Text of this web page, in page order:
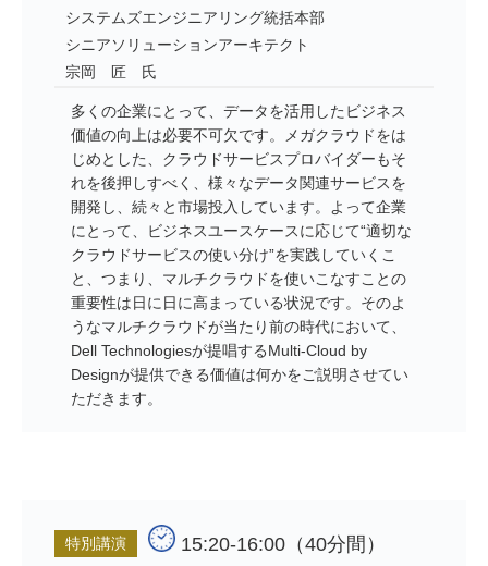
システムズエンジニアリング統括本部
シニアソリューションアーキテクト
宗岡 匠 氏
多くの企業にとって、データを活用したビジネス
価値の向上は必要不可欠です。メガクラウドをは
じめとした、クラウドサービスプロバイダーもそ
れを後押しすべく、様々なデータ関連サービスを
開発し、続々と市場投入しています。よって企業
にとって、ビジネスユースケースに応じて“適切な
クラウドサービスの使い分け”を実践していくこ
と、つまり、マルチクラウドを使いこなすことの
重要性は日に日に高まっている状況です。そのよ
うなマルチクラウドが当たり前の時代において、
Dell Technologiesが提唱するMulti-Cloud by
Designが提供できる価値は何かをご説明させてい
ただきます。
特別講演
15:20-16:00（40分間）